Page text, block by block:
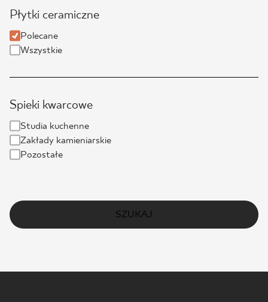
Płytki ceramiczne
Polecane
Wszystkie
Spieki kwarcowe
Studia kuchenne
Zakłady kamieniarskie
Pozostałe
SZUKAJ